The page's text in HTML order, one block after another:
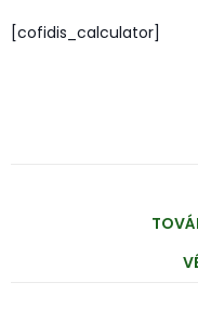
[cofidis_calculator]